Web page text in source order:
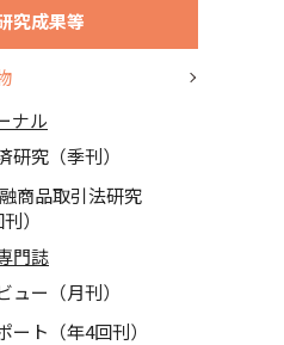
究成果等
ナル
研究（季刊）
商品取引法研究
）
門誌
ュー（月刊）
ート（年4回刊）